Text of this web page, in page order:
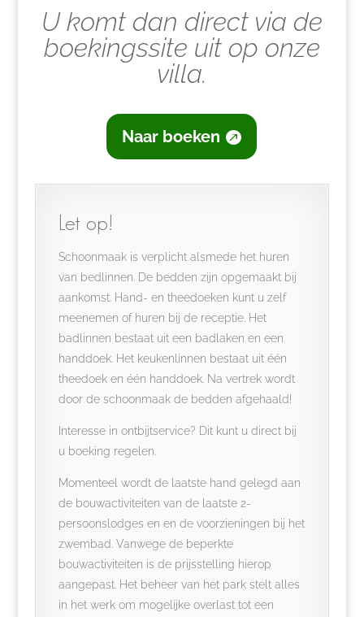
Ukomt dan direct via de
boekingssite uit op onze
villa.
Naar boeken
Let op!
Schoonmaak is verplicht alsmede het huren
van bedlinnen. De bedden zijn opgemaakt bij
aankomst. Hand- en theedoeken kunt u zelf
meenemen of huren bij de receptie. Het
badlinnen bestaat uit een badlaken en een
handdoek. Het keukenlinnen bestaat uit één
theedoek en één handdoek. Na vertrek wordt
door de schoonmaak de bedden afgehaald!
Interesse in ontbijtservice? Dit kunt u direct bij
u boeking regelen.
Momenteel wordt de laatste hand gelegd aan
de bouwactiviteiten van de laatste 2-
persoonslodges en en de voorzieningen bij het
zwembad. Vanwege de beperkte
bouwactiviteiten is de prijsstelling hierop
aangepast. Het beheer van het park stelt alles
in het werk om mogelijke overlast tot een